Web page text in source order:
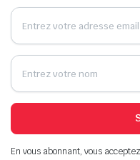
En vous abonnant, vous